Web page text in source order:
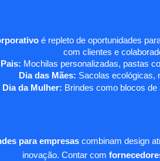
é repleto de oportunidades
com clientes e
Mochilas personalizadas, pastas
Dia das Mães: Sacolas ecológicas,
Dia da Mulher: Brindes como blocos
para empresascombinam design
inovação. Contar com